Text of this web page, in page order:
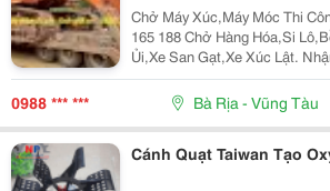
Chở Máy Xúc,Máy Móc Thi
165 188 Chở Hàng Hóa,Si Lô,Bồn,Nồi Hơi,Xe Lu,Xe
Ủi,Xe San Gạt,Xe Xúc Lật. Nhận Chở Hàng Hóa Máy
Móc Công Trình Đi Các Tỉnh Bắc Nam.
Cho Tôi Để Có Giá Rẻ Nhất
0988 *** *** Bà Rịa - Vũng Tàu
Cánh Quạt Taiwan Tạo